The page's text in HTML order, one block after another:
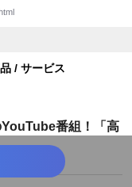
/ サービス
YouTube番組！「高